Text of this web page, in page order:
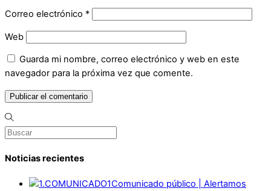
Correo electrónico *
Web
Guarda mi nombre, correo electrónico y web en este
navegador para la próxima vez que comente.
Noticias recientes
Comunicado público | Alertamos